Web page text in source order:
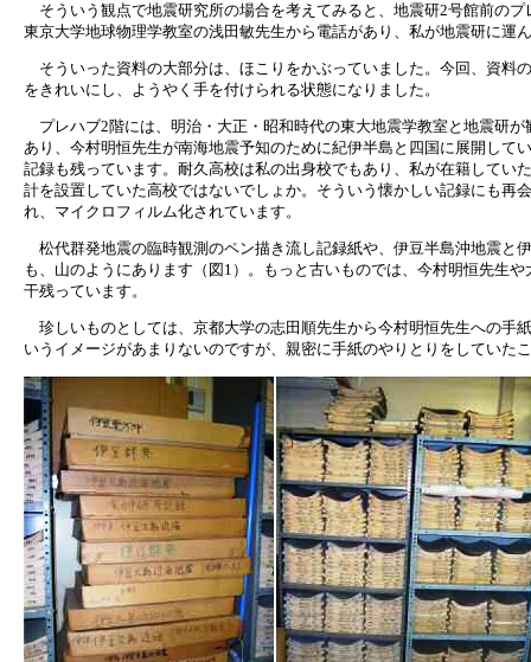
そういう観点で地震研究所の場合を考えてみると、地震研2号館前の
東京大学地球物理学教室の浅田敏先生から電話があり、私が地震研に
そういった資料の大部分は、ほこりをかぶっていました。今回、資料
をきれいにし、ようやく手を付けられる状態になりました。
プレハブ2階には、明治・大正・昭和時代の東大地震学教室と地震研
あり、今村明恒先生が南海地震予知のために紀伊半島と四国に展開し
記録も残っています。耐久高校は私の出身校でもあり、私が在籍してい
計を設置していた高校ではないでしょか。そういう懐かしい記録にも
れ、マイクロフィルム化されています。
松代群発地震の臨時観測のペン描き流し記録紙や、伊豆半島沖地震と
も、山のようにあります（図1）。もっと古いものでは、今村明恒先生
干残っています。
珍しいものとしては、京都大学の志田順先生から今村明恒先生への手
いうイメージがあまりないのですが、親密に手紙のやりとりをしていた